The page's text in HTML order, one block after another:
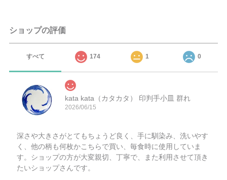
ショップの評価
すべて 174 1 0
kata kata（カタカタ） 印判手小皿 群れ
2026/06/15
深さや大きさがとてもちょうど良く、手に馴染み、洗いやす
く、他の柄も何枚かこちらで買い、毎食時に使用していま
す。ショップの方が大変親切、丁寧で、また利用させて頂き
たいショップさんです。